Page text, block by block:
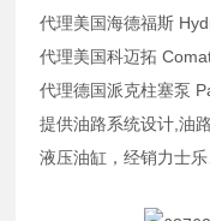
代理美国海德福斯
代理美国科迈拓
代理德国派克柱塞泵
提供油路系统设计,油
液压油缸，经销力士